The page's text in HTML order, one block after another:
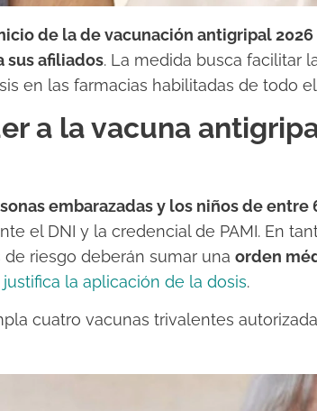
de la de vacunación antigripal
sus afiliados. La medida busca facilitar
en las farmacias habilitadas de todo el
a la vacuna
embarazadas y los niños de entre
el DNI y la credencial de PAMI. En
riesgo deberán sumar una orden
justifica la aplicación de la dosis.
cuatro vacunas trivalentes